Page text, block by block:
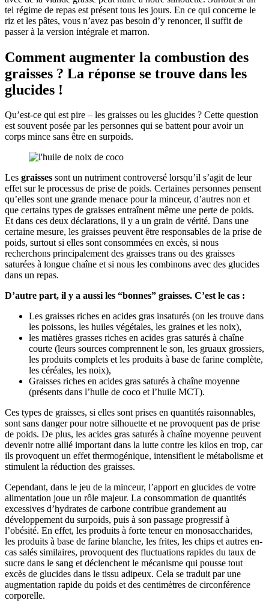
tel régime de repas est présent tous les jours. En ce qui concerne le
riz et les pâtes, vous n’avez pas besoin d’y renoncer, il suffit de
passer à la version intégrale et marron.
Comment augmenter la combustion des
graisses ? La réponse se trouve dans les
glucides !
Qu’est-ce qui est pire – les graisses ou les glucides ? Cette question
est souvent posée par les personnes qui se battent pour avoir un
corps mince sans être en surpoids.
Les graisses sont un nutriment controversé lorsqu’il s’agit de leur
effet sur le processus de prise de poids. Certaines personnes pensent
qu’elles sont une grande menace pour la minceur, d’autres non et
que certains types de graisses entraînent même une perte de poids.
Et dans ces deux déclarations, il y a un grain de vérité. Dans une
certaine mesure, les graisses peuvent être responsables de la prise de
poids, surtout si elles sont consommées en excès, si nous
recherchons principalement des graisses trans ou des graisses
saturées à longue chaîne et si nous les combinons avec des glucides
dans un repas.
D’autre part, il y a aussi les “bonnes” graisses. C’est le cas :
Les graisses riches en acides gras insaturés (on les trouve dans
les poissons, les huiles végétales, les graines et les noix),
les matières grasses riches en acides gras saturés à chaîne
courte (leurs sources comprennent le son, les gruaux grossiers,
les produits complets et les produits à base de farine complète,
les céréales, les noix),
Graisses riches en acides gras saturés à chaîne moyenne
(présents dans l’huile de coco et l’huile MCT).
Ces types de graisses, si elles sont prises en quantités raisonnables,
sont sans danger pour notre silhouette et ne provoquent pas de prise
de poids. De plus, les acides gras saturés à chaîne moyenne peuvent
devenir notre allié important dans la lutte contre les kilos en trop, car
ils provoquent un effet thermogénique, intensifient le métabolisme et
stimulent la réduction des graisses.
Cependant, dans le jeu de la minceur, l’apport en glucides de votre
alimentation joue un rôle majeur. La consommation de quantités
excessives d’hydrates de carbone contribue grandement au
développement du surpoids, puis à son passage progressif à
l’obésité. En effet, les produits à forte teneur en monosaccharides,
les produits à base de farine blanche, les frites, les chips et autres en-
cas salés similaires, provoquent des fluctuations rapides du taux de
sucre dans le sang et déclenchent le mécanisme qui pousse tout
excès de glucides dans le tissu adipeux. Cela se traduit par une
augmentation rapide du poids et des centimètres de circonférence
corporelle.